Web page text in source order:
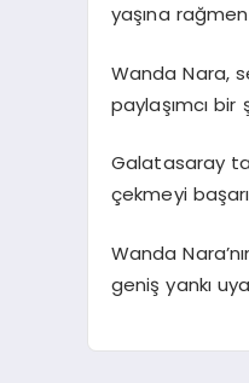
yaşına
Wanda Nara,
paylaşımcı
Galatasaray
çekmeyi
Wanda
geniş yankı